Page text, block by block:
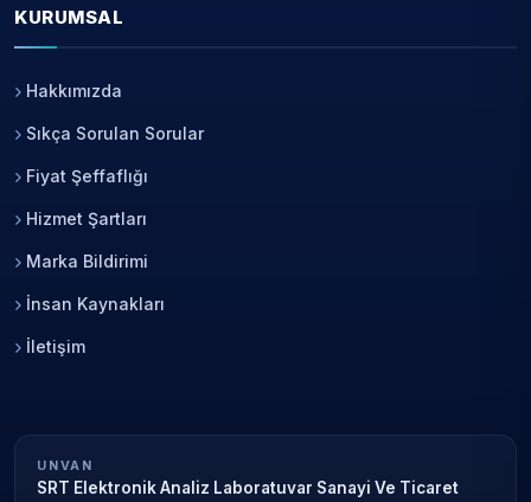
KURUMSAL
Hakkımızda
Sıkça Sorulan Sorular
Fiyat Şeffaflığı
Hizmet Şartları
Marka Bildirimi
İnsan Kaynakları
İletişim
UNVAN
SRT Elektronik Analiz Laboratuvar Sanayi Ve Ticaret